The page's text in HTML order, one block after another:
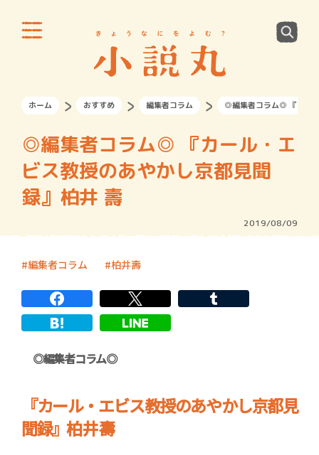
ホーム おすすめ 編集者コラム ◎編集者コラム◎ 『カー
◎編集者コラム◎ 『カール・エ
ビス教授のあやかし京都見聞
録』柏井 壽
2019/08/09
編集者コラム 柏井壽
◎編集者コラム◎
『カール・エビス教授のあやかし京都見
聞録』柏井 壽